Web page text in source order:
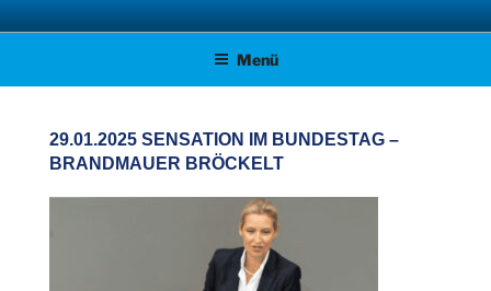
Zum
Inhalt AFD KREISVERBAND STADE
Menü
29.01.2025 SENSATION IM BUNDESTAG –
BRANDMAUER BRÖCKELT